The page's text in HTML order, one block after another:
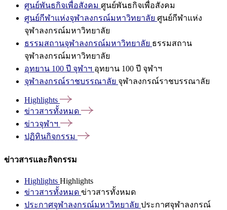
ศูนย์พันธกิจเพื่อสังคม ศูนย์พันธกิจเพื่อสังคม
ศูนย์กีฬาแห่งจุฬาลงกรณ์มหาวิทยาลัย ศูนย์กีฬาแห่ง
จุฬาลงกรณ์มหาวิทยาลัย
ธรรมสถานจุฬาลงกรณ์มหาวิทยาลัย ธรรมสถาน
จุฬาลงกรณ์มหาวิทยาลัย
อุทยาน 100 ปี จุฬาฯ อุทยาน 100 ปี จุฬาฯ
จุฬาลงกรณ์ราชบรรณาลัย จุฬาลงกรณ์ราชบรรณาลัย
Highlights
ข่าวสารทั้งหมด
ข่าวจุฬาฯ
ปฏิทินกิจกรรม
ข่าวสารและกิจกรรม
Highlights Highlights
ข่าวสารทั้งหมด ข่าวสารทั้งหมด
ประกาศจุฬาลงกรณ์มหาวิทยาลัย ประกาศจุฬาลงกรณ์